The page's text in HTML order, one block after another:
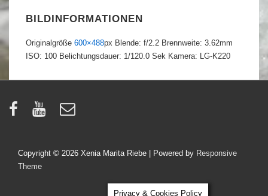
BILDINFORMATIONEN
Originalgröße 600×488px Blende: f/2.2 Brennweite: 3.62mm
ISO: 100 Belichtungsdauer: 1/120.0 Sek Kamera: LG-K220
Copyright © 2026 Xenia Marita Riebe | Powered by Responsive
Theme
Privacy & Cookies Policy